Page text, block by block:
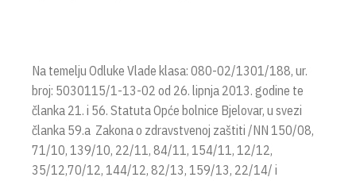
Na temelju Odluke Vlade klasa: 080-02/1301/188, ur.
broj: 5030115/1-13-02 od 26. lipnja 2013. godine te
članka 21. i 56. Statuta Opće bolnice Bjelovar, u svezi
članka 59.a Zakona o zdravstvenoj zaštiti /NN 150/08,
71/10, 139/10, 22/11, 84/11, 154/11, 12/12,
35/12,70/12, 144/12, 82/13, 159/13, 22/14/ i